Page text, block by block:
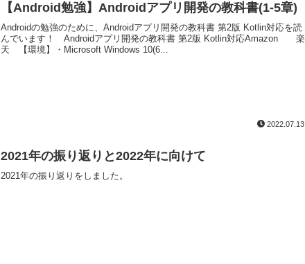
【Android勉強】Androidアプリ開発の教科書(1-5章)
Androidの勉強のために、Androidアプリ開発の教科書 第2版 Kotlin対応を読
んでいます！ Androidアプリ開発の教科書 第2版 Kotlin対応Amazon 楽
天 【環境】・Microsoft Windows 10(6...
2022.07.13
2021年の振り返りと2022年に向けて
2021年の振り返りをしました。